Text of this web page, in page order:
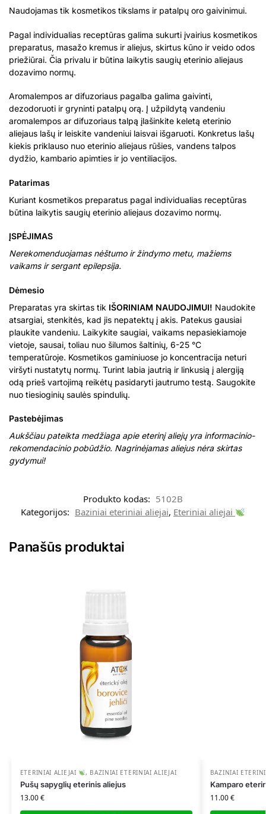
Naudojamas tik kosmetikos tikslams ir patalpų oro gaivinimui.
Pagal individualias receptūras galima sukurti įvairius kosmetikos
preparatus, masažo kremus ir aliejus, skirtus kūno ir veido odos
priežiūrai. Čia privalu ir būtina laikytis saugių eterinio aliejaus
dozavimo normų.
Aromalempos ar difuzoriaus pagalba galima gaivinti,
dezodoruoti ir gryninti patalpų orą. Į užpildytą vandeniu
aromalempos ar difuzoriaus talpą įlašinkite keletą eterinio
aliejaus lašų ir leiskite vandeniui laisvai išgaruoti. Konkretus lašų
kiekis priklauso nuo eterinio aliejaus rūšies, vandens talpos
dydžio, kambario apimties ir jo ventiliacijos.
Patarimas
Kuriant kosmetikos preparatus pagal individualias receptūras
būtina laikytis saugių eterinio aliejaus dozavimo normų.
ĮSPĖJIMAS
Nerekomenduojamas nėštumo ir žindymo metu, mažiems
vaikams ir sergant epilepsija.
Dėmesio
Preparatas yra skirtas tik IŠORINIAM NAUDOJIMUI! Naudokite
atsargiai, stenkitės, kad jis nepatektų į akis. Patekus gausiai
plaukite vandeniu. Laikykite saugiai, vaikams nepasiekiamoje
vietoje, sausai, toliau nuo šilumos šaltinių, 6-25 °C
temperatūroje. Kosmetikos gaminiuose jo koncentracija neturi
viršyti nustatytų normų. Turint labia jautrią ir linkusią į alergiją
odą prieš vartojimą reikėtų pasidaryti jautrumo testą. Saugokite
nuo tiesioginių saulės spindulių.
Pastebėjimas
Aukščiau pateikta medžiaga apie eterinį aliejų yra informacinio-
rekomendacinio pobūdžio. Nagrinėjamas aliejus nėra skirtas
gydymui!
Produkto kodas: 5102B
Kategorijos: Baziniai eteriniai aliejai, Eteriniai aliejai
Panašūs produktai
ETERINIAI ALIEJAI , BAZINIAI ETERINIAI ALIEJAI
Pušų sapyglių eterinis aliejus
13.00€
BAZINIAI
Kamparo
11.00€